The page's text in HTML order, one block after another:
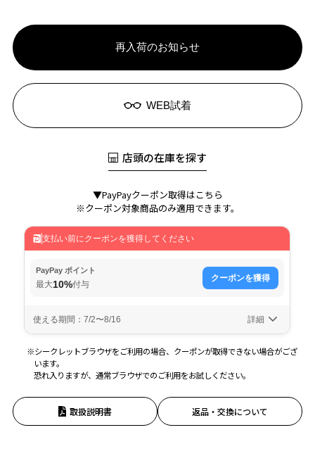
再入荷のお知らせ
WEB試着
店頭の在庫を探す
▼PayPayクーポン取得はこちら
※クーポン対象商品のみ適用できます。
※シークレットブラウザをご利用の場合、クーポンが取得できない場合がござ
います。
恐れ入りますが、通常ブラウザでのご利用をお試しください。
取扱説明書 返品・交換について